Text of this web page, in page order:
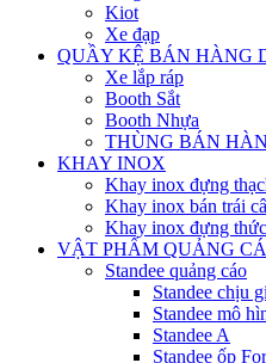
Kiot
Xe đạp
QUẦY KỆ BÁN HÀNG
Xe lắp ráp
Booth Sắt
Booth Nhựa
THÙNG BÁN
KHAY INOX
Khay inox đựng
Khay inox bán trái
Khay inox đựng
VẬT PHẨM QUẢNG
Standee quảng cáo
Standee chịu
Standee mô
Standee A
Standee ốp